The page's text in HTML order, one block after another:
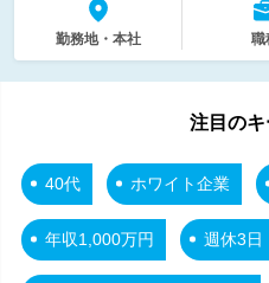
勤務地・本社 職
注目の
40代 ホワイト企業
年収1,000万円 週休3日